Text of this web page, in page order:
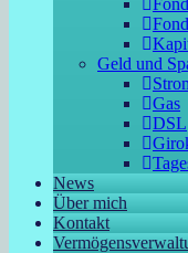
Geld und
Gas
DSL
News
Über mich
Kontakt